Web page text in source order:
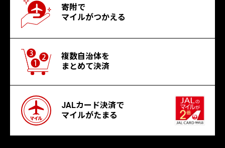
寄附で
マイルがつかえる
複数自治体を
まとめて決済
JALカード決済で
マイルがたまる